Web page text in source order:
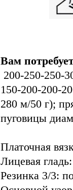
Вам
200-250-250-
150-200-200-
280 м/50 г);
пуговицы
Платочная
Лицевая
Резинка 3/3: